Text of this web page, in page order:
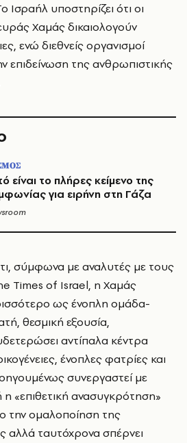
Ισραήλ υποστηρίζει ότι οι
Χαμάς δικαιολογούν
ενώ διεθνείς οργανισμοί
επιδείνωση της ανθρωπιστικής
είναι το πλήρες κείμενο της
για ειρήνη στη Γάζα
σύμφωνα με αναλυτές με τους
Times of Israel, η Χαμάς
ως ένοπλη ομάδα-
θεσμική εξουσία,
αντίπαλα κέντρα
ένοπλες φατρίες και
συνεργαστεί με
«επιθετική ανασυγκρότηση»
την ομαλοποίηση της
αλλά ταυτόχρονα σπέρνει